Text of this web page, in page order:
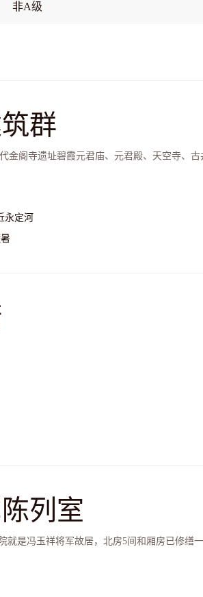
非A级
群
金阁寺遗址碧霞元君庙、元君殿、天空寺、古
永定河
列室
就是冯玉祥将军故居，北房5间和厢房已修缮